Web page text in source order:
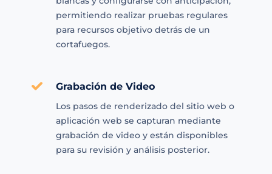
permitiendo realizar pruebas regulares
para recursos objetivo detrás de un
cortafuegos.
Grabación de Video
Los pasos de renderizado del sitio web o
aplicación web se capturan mediante
grabación de video y están disponibles
para su revisión y análisis posterior.